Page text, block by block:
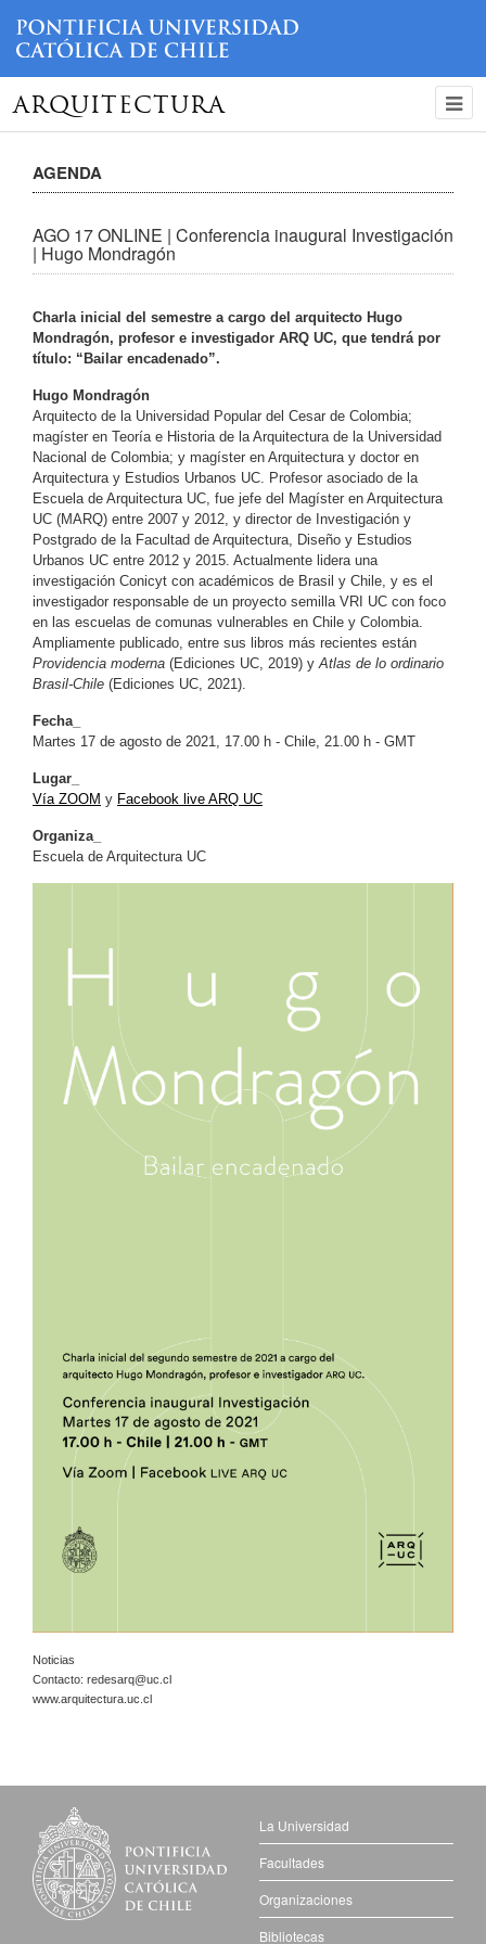
ARQUITECTURA
AGENDA
AGO 17 ONLINE | Conferencia inaugural Investigación
| Hugo Mondragón
Charla inicial del semestre a cargo del arquitecto Hugo
Mondragón, profesor e investigador ARQ UC, que tendrá por
título: “Bailar encadenado”.
Hugo Mondragón
Arquitecto de la Universidad Popular del Cesar de Colombia;
magíster en Teoría e Historia de la Arquitectura de la Universidad
Nacional de Colombia; y magíster en Arquitectura y doctor en
Arquitectura y Estudios Urbanos UC. Profesor asociado de la
Escuela de Arquitectura UC, fue jefe del Magíster en Arquitectura
UC (MARQ) entre 2007 y 2012, y director de Investigación y
Postgrado de la Facultad de Arquitectura, Diseño y Estudios
Urbanos UC entre 2012 y 2015. Actualmente lidera una
investigación Conicyt con académicos de Brasil y Chile, y es el
investigador responsable de un proyecto semilla VRI UC con foco
en las escuelas de comunas vulnerables en Chile y Colombia.
Ampliamente publicado, entre sus libros más recientes están
Providencia moderna (Ediciones UC, 2019) y Atlas de lo ordinario
Brasil-Chile (Ediciones UC, 2021).
Fecha_
Martes 17 de agosto de 2021, 17.00 h - Chile, 21.00 h - GMT
Lugar_
Vía ZOOM y Facebook live ARQ UC
Organiza_
Escuela de Arquitectura UC
Noticias
Contacto: redesarq@uc.cl
www.arquitectura.uc.cl
La Universidad
Facultades
Organizaciones
Bibliotecas